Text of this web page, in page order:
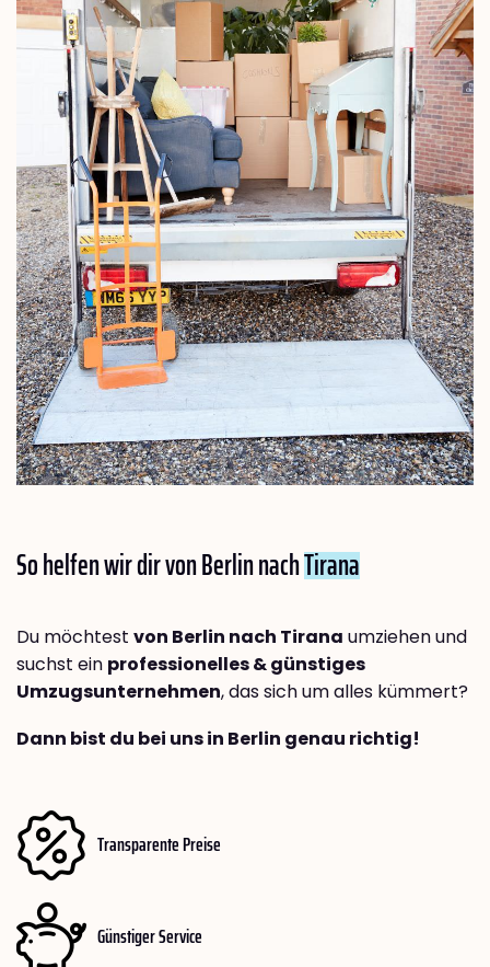
So helfen wir dir von Berlin nachTirana
Du möchtest von Berlin nach Tirana umziehen und
suchst ein professionelles & günstiges
Umzugsunternehmen, das sich um alles kümmert?
Dann bist du bei uns in Berlin genau richtig!
Transparente Preise
Günstiger Service